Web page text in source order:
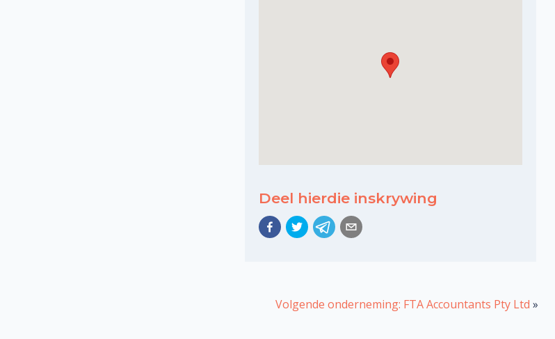
Deel hierdie inskrywing
Volgende onderneming: FTA Accountants Pty Ltd »